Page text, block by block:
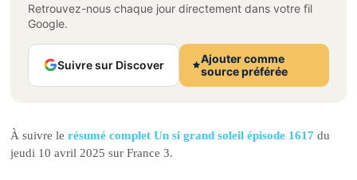
Retrouvez-nous chaque jour directement dans votre fil
Google.
Suivre sur Discover
Ajouter comme
source préférée
À suivre lerésumé complet Un si grand soleil épisode 1617 du
jeudi 10 avril 2025 sur France 3.